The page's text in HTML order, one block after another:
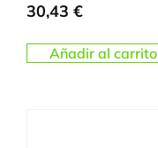
30,43€
Añadir al carrito